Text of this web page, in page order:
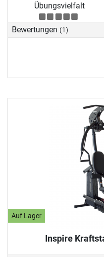
Übungsvielfalt
Bewertungen (1)
Auf Lager
Inspire